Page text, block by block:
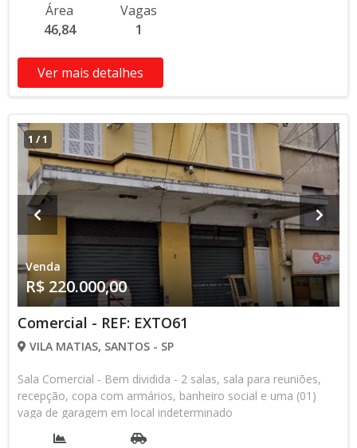
Área
46,84
Vagas
1
Ver mais detalhes
1 /1
Venda
R$ 220.000,00
Comercial - REF: EXTO61
VILA MATIAS, SANTOS - SP
Sala Comercial - Bem dividida - 2 salas, sala para reuniões,
recepção, copa com armários, banheiro social e uma (01)
vaga de garagem em local indeterminado